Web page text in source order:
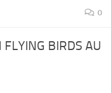
0
FLYING BIRDS AU